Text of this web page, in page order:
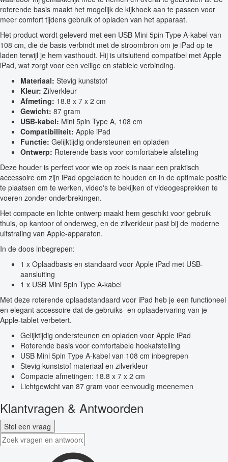
roterende basis maakt het mogelijk de kijkhoek aan te passen voor
meer comfort tijdens gebruik of opladen van het apparaat.
Het product wordt geleverd met een USB Mini 5pin Type A-kabel van
108 cm, die de basis verbindt met de stroombron om je iPad op te
laden terwijl je hem vasthoudt. Hij is uitsluitend compatibel met Apple
iPad, wat zorgt voor een veilige en stabiele verbinding.
Materiaal: Stevig kunststof
Kleur: Zilverkleur
Afmeting: 18.8 x 7 x 2 cm
Gewicht: 87 gram
USB-kabel: Mini 5pin Type A, 108 cm
Compatibiliteit: Apple iPad
Functie: Gelijktijdig ondersteunen en opladen
Ontwerp: Roterende basis voor comfortabele afstelling
Deze houder is perfect voor wie op zoek is naar een praktisch
accessoire om zijn iPad opgeladen te houden en in de optimale positie
te plaatsen om te werken, video's te bekijken of videogesprekken te
voeren zonder onderbrekingen.
Het compacte en lichte ontwerp maakt hem geschikt voor gebruik
thuis, op kantoor of onderweg, en de zilverkleur past bij de moderne
uitstraling van Apple-apparaten.
In de doos inbegrepen:
1 x Oplaadbasis en standaard voor Apple iPad met USB-
aansluiting
1 x USB Mini 5pin Type A-kabel
Met deze roterende oplaadstandaard voor iPad heb je een functioneel
en elegant accessoire dat de gebruiks- en oplaadervaring van je
Apple-tablet verbetert.
Gelijktijdig ondersteunen en opladen voor Apple iPad
Roterende basis voor comfortabele hoekafstelling
USB Mini 5pin Type A-kabel van 108 cm inbegrepen
Stevig kunststof materiaal en zilverkleur
Compacte afmetingen: 18.8 x 7 x 2 cm
Lichtgewicht van 87 gram voor eenvoudig meenemen
Klantvragen & Antwoorden
Stel een vraag